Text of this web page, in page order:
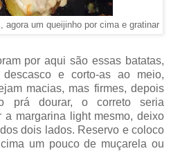
agora um queijinho por cima e gratinar
por aqui são essas batatas,
descasco e corto-as ao meio,
macias, mas firmes, depois
prá dourar, o correto seria
a margarina light mesmo, deixo
dois lados. Reservo e coloco
um pouco de muçarela ou